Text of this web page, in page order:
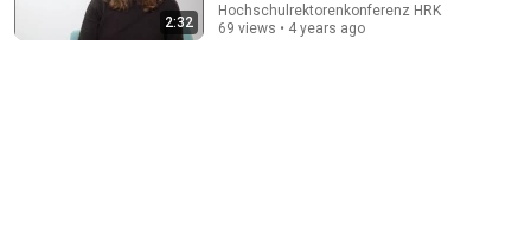
MAHAspital - SNL
2:32
Hochschulrektorenkonferenz HRK
69 views • 4 years ago